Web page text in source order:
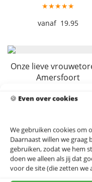
🍪 Even over cookies
We gebruiken cookies om
Daarnaast willen we graag
gebruiken, zodat we hem
doen we alleen als jij dat
voor de site (die zetten we
★★★★★
19.95
Onze lieve
Amersfoort
Sint Bavokerk –
★★★★★